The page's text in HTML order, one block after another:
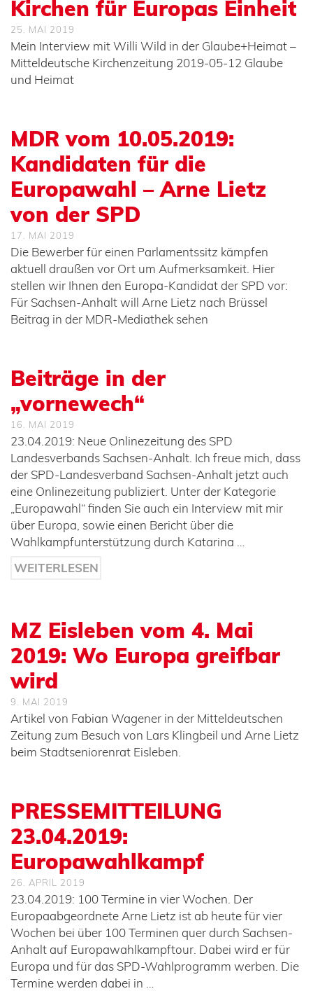
Kirchen für Europas Einheit
25. MAI 2019
Mein Interview mit Willi Wild in der Glaube+Heimat –
Mitteldeutsche Kirchenzeitung 2019-05-12 Glaube
und Heimat
MDR vom 10.05.2019:
Kandidaten für die
Europawahl – Arne Lietz
von der SPD
17. MAI 2019
Die Bewerber für einen Parlamentssitz kämpfen
aktuell draußen vor Ort um Aufmerksamkeit. Hier
stellen wir Ihnen den Europa-Kandidat der SPD vor:
Für Sachsen-Anhalt will Arne Lietz nach Brüssel
Beitrag in der MDR-Mediathek sehen
Beiträge in der
„vornewech“
16. MAI 2019
23.04.2019: Neue Onlinezeitung des SPD
Landesverbands Sachsen-Anhalt. Ich freue mich, dass
der SPD-Landesverband Sachsen-Anhalt jetzt auch
eine Onlinezeitung publiziert. Unter der Kategorie
„Europawahl“ finden Sie auch ein Interview mit mir
über Europa, sowie einen Bericht über die
Wahlkampfunterstützung durch Katarina …
WEITERLESEN
MZ Eisleben vom 4. Mai
2019: Wo Europa greifbar
wird
9. MAI 2019
Artikel von Fabian Wagener in der Mitteldeutschen
Zeitung zum Besuch von Lars Klingbeil und Arne Lietz
beim Stadtseniorenrat Eisleben.
PRESSEMITTEILUNG
23.04.2019:
Europawahlkampf
26. APRIL 2019
23.04.2019: 100 Termine in vier Wochen. Der
Europaabgeordnete Arne Lietz ist ab heute für vier
Wochen bei über 100 Terminen quer durch Sachsen-
Anhalt auf Europawahlkampftour. Dabei wird er für
Europa und für das SPD-Wahlprogramm werben. Die
Termine werden dabei in …